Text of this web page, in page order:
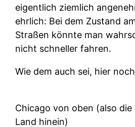
eigentlich ziemlich
ehrlich: Bei dem Zustand
Straßen könnte man
nicht schneller fahren.
Wie dem auch sei, hier
Chicago von oben (also die
Land hinein)